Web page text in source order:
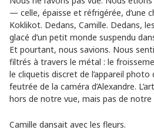
— celle, épaisse et réfrigérée, d’une
Koklikot. Dedans, Camille. Dedans,
glacé d’un petit monde suspendu
Et pourtant, nous savions. Nous
filtrés à travers le métal : le
le cliquetis discret de l’appareil
feutrée de la caméra d’Alexandre.
hors de notre vue, mais pas de notre
Camille dansait avec les fleurs.